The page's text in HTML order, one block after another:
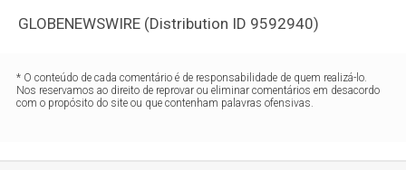
GLOBENEWSWIRE (Distribution ID 9592940)
* O conteúdo de cada comentário é de responsabilidade de quem realizá-lo.
Nos reservamos ao direito de reprovar ou eliminar comentários em desacordo
com o propósito do site ou que contenham palavras ofensivas.